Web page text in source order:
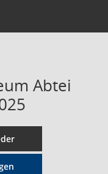
Abtei